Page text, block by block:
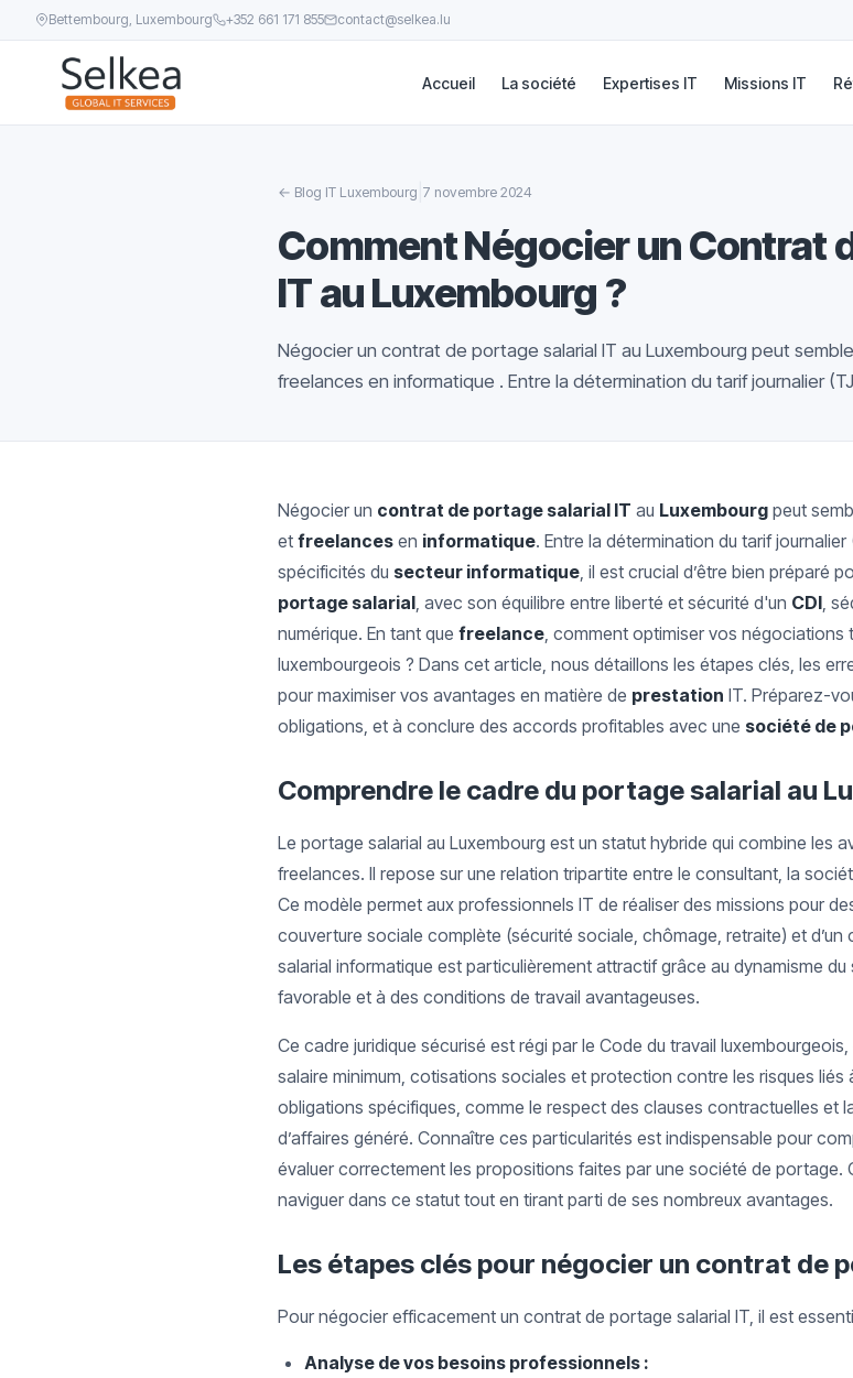
Bettembourg, Luxembourg +352 661 171 855 contact@selkea.lu
Accueil La société Expertises IT Missions IT
← Blog IT Luxembourg 7 novembre 2024
Comment Négocier un Contrat
IT au Luxembourg ?
Négocier un contrat de portage salarial IT au Luxembourg peut
freelances en informatique . Entre la détermination du tarif journalier
Négocier un contrat de portage salarial IT au Luxembourg peut
et freelances en informatique. Entre la détermination du tarif
spécificités du secteur informatique, il est crucial d’être bien préparé
portage salarial, avec son équilibre entre liberté et sécurité d'un CDI,
numérique. En tant que freelance, comment optimiser vos négociations
luxembourgeois ? Dans cet article, nous détaillons les étapes clés, les
pour maximiser vos avantages en matière de prestation IT. Préparez-
obligations, et à conclure des accords profitables avec une société de
Comprendre le cadre du portage salarial au
Le portage salarial au Luxembourg est un statut hybride qui combine les
freelances. Il repose sur une relation tripartite entre le consultant, la
Ce modèle permet aux professionnels IT de réaliser des missions pour
couverture sociale complète (sécurité sociale, chômage, retraite) et
salarial informatique est particulièrement attractif grâce au dynamisme
favorable et à des conditions de travail avantageuses.
Ce cadre juridique sécurisé est régi par le Code du travail
salaire minimum, cotisations sociales et protection contre les risques liés
obligations spécifiques, comme le respect des clauses contractuelles et
d’affaires généré. Connaître ces particularités est indispensable pour
évaluer correctement les propositions faites par une société de portage.
naviguer dans ce statut tout en tirant parti de ses nombreux avantages.
Les étapes clés pour négocier un contrat de
Pour négocier efficacement un contrat de portage salarial IT, il est
Analyse de vos besoins professionnels :